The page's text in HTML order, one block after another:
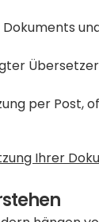
per Post,
Ihrer